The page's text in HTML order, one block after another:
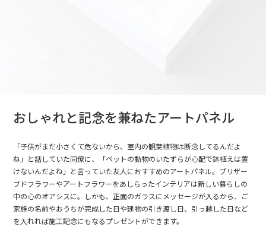
おしゃれと記念を兼ねたアートパネル
「子供がまだ小さくて危ないから、室内の観葉植物は断念してるんだよ
ね」と話していた同僚に、「ペットの動物のいたずらが心配で鉢植えは置
けないんだよね」と言っていた友人におすすめのアートパネル。プリザー
ブドフラワーやアートフラワーをあしらったインテリアは新しい暮らしの
中の心のオアシスに。しかも、正面のガラスにメッセージが入るから、ご
家族の名前やおうちが完成した日や建物の引き渡し日、引っ越した日など
を入れれば施工記念にもなるプレゼントができます。